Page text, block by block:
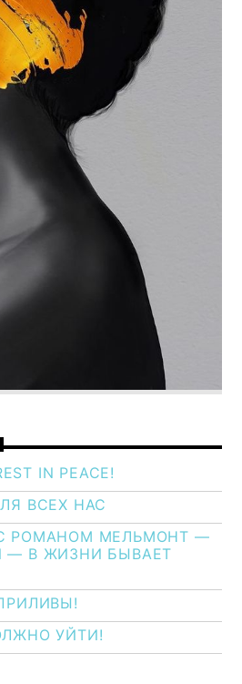
IN PEACE!
ВСЕХ НАС
РОМАНОМ МЕЛЬМОНТ —
— В ЖИЗНИ БЫВАЕТ
УЙТИ!